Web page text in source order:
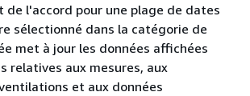
de l'accord pour une plage de dates
sélectionné dans la catégorie de
met à jour les données affichées
relatives aux mesures, aux
et aux données